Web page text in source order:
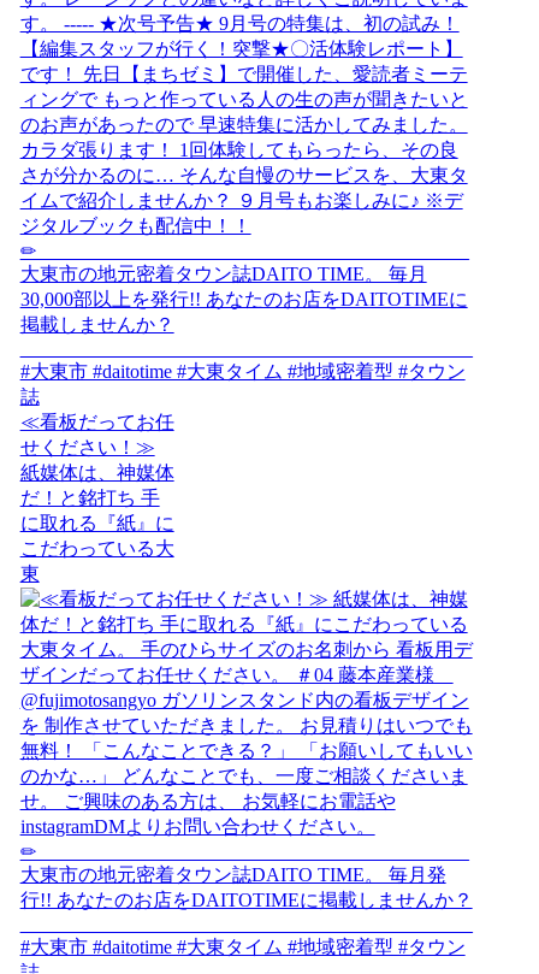
≪看板だってお任
せください！≫
紙媒体は、神媒体
だ！と銘打ち 手
に取れる『紙』に
こだわっている大
東